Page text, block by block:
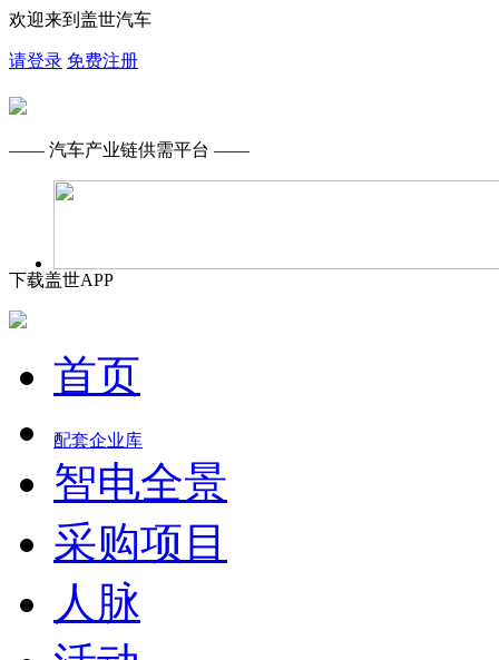
欢迎来到盖世汽车
请登录 免费注册
—— 汽车产业链供需平台 ——
下载盖世APP
首页
配套企业库
智电全景
采购项目
人脉